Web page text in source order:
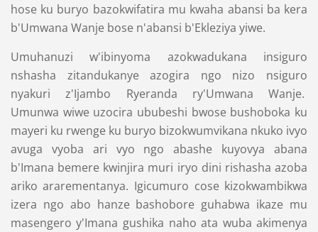
hose ku buryo bazokwifatira mu kwaha abansi ba kera
b'Umwana Wanje bose n'abansi b'Ekleziya yiwe.
Umuhanuzi w'ibinyoma azokwadukana insiguro
nshasha zitandukanye azogira ngo nizo nsiguro
nyakuri z'Ijambo Ryeranda ry'Umwana Wanje.
Umunwa wiwe uzocira ububeshi bwose bushoboka ku
mayeri ku rwenge ku buryo bizokwumvikana nkuko ivyo
avuga vyoba ari vyo ngo abashe kuyovya abana
b'Imana bemere kwinjira muri iryo dini rishasha azoba
ariko ararementanya. Igicumuro cose kizokwambikwa
izera ngo abo hanze bashobore guhabwa ikaze mu
masengero y'Imana gushika naho ata wuba akimenya